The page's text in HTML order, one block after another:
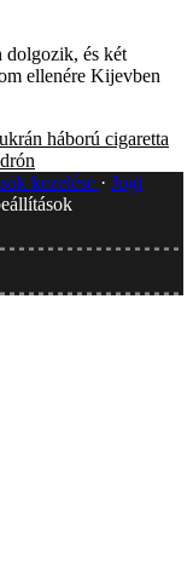
dolgozik, és két
ellenére Kijevben
háború cigaretta
drón
kezelése
Jogi